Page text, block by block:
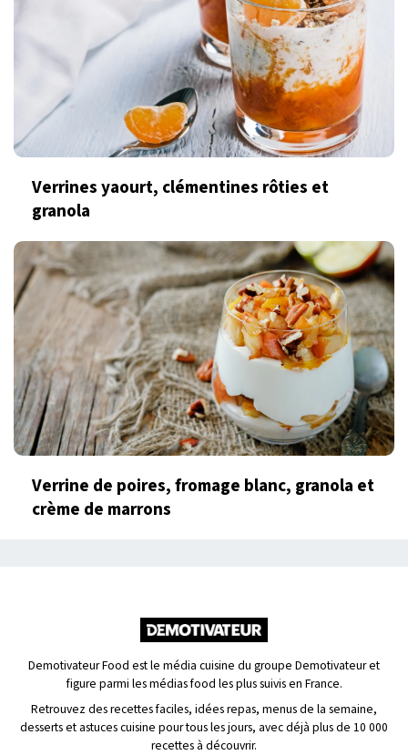
Verrines yaourt, clémentines rôties et
granola
Verrine de poires, fromage blanc, granola et
crème de marrons
Demotivateur Food est le média cuisine du groupe Demotivateur et
figure parmi les médias food les plus suivis en France.
Retrouvez des recettes faciles, idées repas, menus de la semaine,
desserts et astuces cuisine pour tous les jours, avec déjà plus de 10 000
recettes à découvrir.